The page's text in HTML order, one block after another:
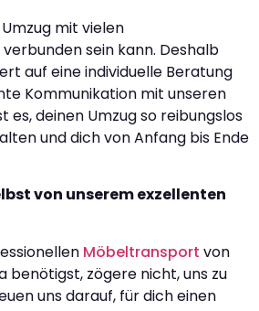
mit vielen
sein kann. Deshalb
auf eine individuelle Beratung
Kommunikation mit unseren
es, deinen Umzug so reibungslos
und dich von Anfang bis Ende
von unserem exzellenten
Möbeltransport von
benötigst, zögere nicht, uns zu
uns darauf, für dich einen